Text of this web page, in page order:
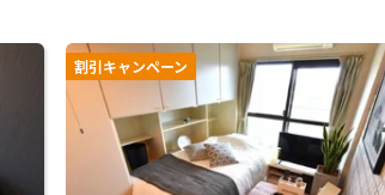
割引キャンペーン